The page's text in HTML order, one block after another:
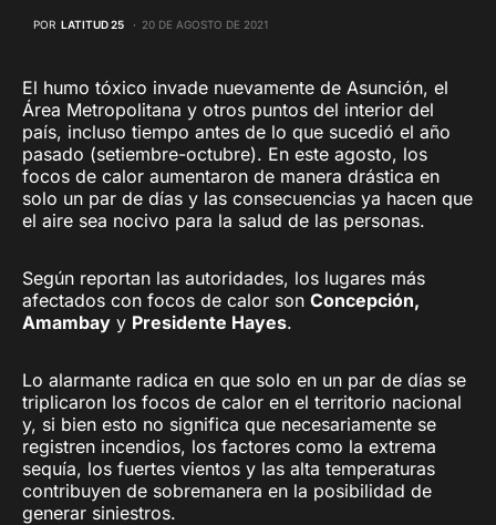
POR LATITUD 25 20 DE AGOSTO DE 2021
El humo tóxico invade nuevamente de Asunción, el
Área Metropolitana y otros puntos del interior del
país, incluso tiempo antes de lo que sucedió el año
pasado (setiembre-octubre). En este agosto, los
focos de calor aumentaron de manera drástica en
solo un par de días y las consecuencias ya hacen que
el aire sea nocivo para la salud de las personas.
Según reportan las autoridades, los lugares más
afectados con focos de calor son Concepción,
Amambay y Presidente Hayes.
Lo alarmante radica en que solo en un par de días se
triplicaron los focos de calor en el territorio nacional
y, si bien esto no significa que necesariamente se
registren incendios, los factores como la extrema
sequía, los fuertes vientos y las alta temperaturas
contribuyen de sobremanera en la posibilidad de
generar siniestros.